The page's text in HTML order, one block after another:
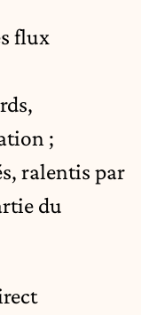
flux
;
ralentis par
du